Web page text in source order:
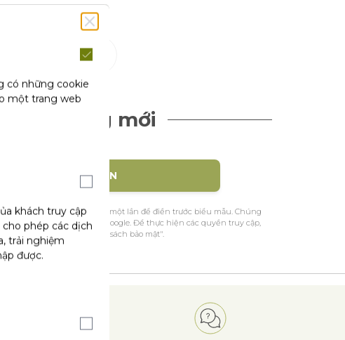
Khách hàng mới
TẠO TÀI KHOẢN
dữ liệu nhận dạng của bạn một lần để điền trước biểu mẫu. Chúng
khác từ Facebook hoặc Google. Để thực hiện các quyền truy cập,
tham khảo trang "Chính sách bảo mật".
có những cookie
một trang web
khách truy cập
phép các dịch
trải nghiệm
được.